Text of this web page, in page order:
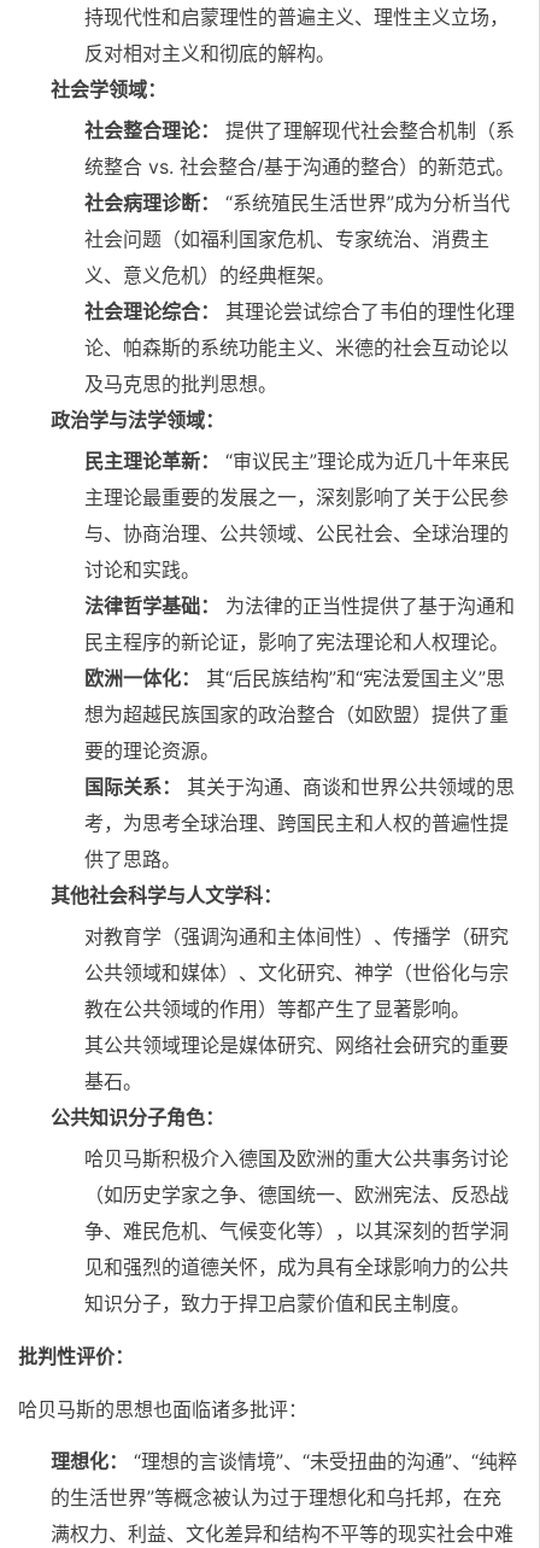
持现代性和启蒙理性的普遍主义、理性主义立场，
反对相对主义和彻底的解构。
社会学领域：
社会整合理论：
提供了理解现代社会整合机制（系
统整合 vs. 社会整合/基于沟通的整合）的新范式。
社会病理诊断：
“系统殖民生活世界”成为分析当代
社会问题（如福利国家危机、专家统治、消费主
义、意义危机）的经典框架。
社会理论综合：
其理论尝试综合了韦伯的理性化理
论、帕森斯的系统功能主义、米德的社会互动论以
及马克思的批判思想。
政治学与法学领域：
民主理论革新：
“审议民主”理论成为近几十年来民
主理论最重要的发展之一，深刻影响了关于公民参
与、协商治理、公共领域、公民社会、全球治理的
讨论和实践。
法律哲学基础：
为法律的正当性提供了基于沟通和
民主程序的新论证，影响了宪法理论和人权理论。
欧洲一体化：
其“后民族结构”和“宪法爱国主义”思
想为超越民族国家的政治整合（如欧盟）提供了重
要的理论资源。
国际关系：
其关于沟通、商谈和世界公共领域的思
考，为思考全球治理、跨国民主和人权的普遍性提
供了思路。
其他社会科学与人文学科：
对教育学（强调沟通和主体间性）、传播学（研究
公共领域和媒体）、文化研究、神学（世俗化与宗
教在公共领域的作用）等都产生了显著影响。
其公共领域理论是媒体研究、网络社会研究的重要
基石。
公共知识分子角色：
哈贝马斯积极介入德国及欧洲的重大公共事务讨论
（如历史学家之争、德国统一、欧洲宪法、反恐战
争、难民危机、气候变化等），以其深刻的哲学洞
见和强烈的道德关怀，成为具有全球影响力的公共
知识分子，致力于捍卫启蒙价值和民主制度。
批判性评价：
哈贝马斯的思想也面临诸多批评：
理想化：
“理想的言谈情境”、“未受扭曲的沟通”、“纯粹
的生活世界”等概念被认为过于理想化和乌托邦，在充
满权力、利益、文化差异和结构不平等的现实社会中难